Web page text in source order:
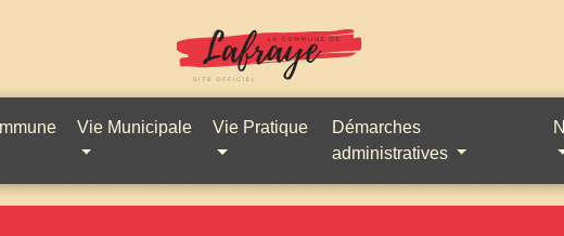
Vie Municipale Vie Pratique
Démarches
administratives